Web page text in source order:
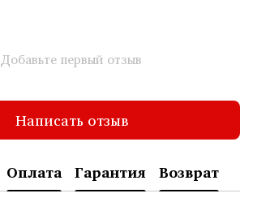
Добавьте первый отзыв
Написать отзыв
Оплата Гарантия Возврат